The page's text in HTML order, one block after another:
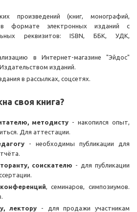
произведений (книг, монографий,
в формате электронных изданий с
реквизитов: ISBN, ББК, УДК,
в Интернет-магазине "Эйдос"
изданий.
в рассылках, соцсетях.
своя книга?
методисту - накопился опыт,
Для аттестации.
- необходимы публикации для
соискателю - для публикации
, семинаров, симпозиумов.
лектору - для продажи участникам